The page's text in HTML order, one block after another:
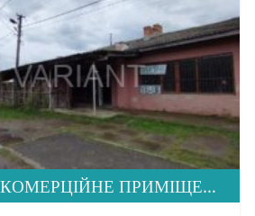
ПРОДАЄТЬСЯ КОМЕРЦІЙНЕ ПРИМІЩЕННЯ, МКР-Н ГОРЯНИ